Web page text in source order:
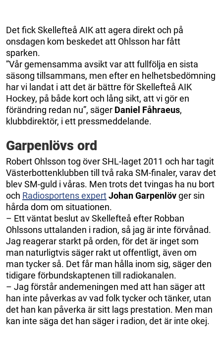
Det fick Skellefteå AIK att agera direkt och på
onsdagen kom beskedet att Ohlsson har fått
sparken.
”Vår gemensamma avsikt var att fullfölja en sista
säsong tillsammans, men efter en helhetsbedömning
har vi landat i att det är bättre för Skellefteå AIK
Hockey, på både kort och lång sikt, att vi gör en
förändring redan nu”, säger Daniel Fåhraeus,
klubbdirektör, i ett pressmeddelande.
Garpenlövs ord
Robert Ohlsson tog över SHL-laget 2011 och har tagit
Västerbottenklubben till två raka SM-finaler, varav det
blev SM-guld i våras. Men trots det tvingas ha nu bort
och Radiosportens expertJohan Garpenlövger sin
hårda dom om situationen.
– Ett väntat beslut av Skellefteå efter Robban
Ohlssons uttalanden i radion, så jag är inte förvånad.
Jag reagerar starkt på orden, för det är inget som
man naturligtvis säger rakt ut offentligt, även om
man tycker så. Det får man hålla inom sig, säger den
tidigare förbundskaptenen till radiokanalen.
– Jag förstår andemeningen med att han säger att
han inte påverkas av vad folk tycker och tänker, utan
det han kan påverka är sitt lags prestation. Men man
kan inte säga det han säger i radion, det är inte okej.